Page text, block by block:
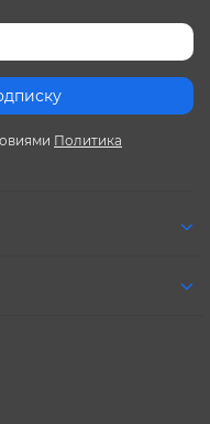
Политика